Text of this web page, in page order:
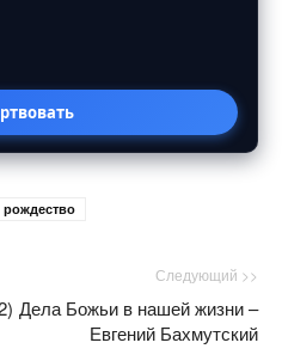
рождество
Следующий >>
Дела Божьи в нашей жизни –
Евгений Бахмутский